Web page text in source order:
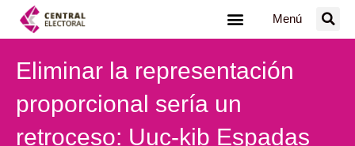
Menú
Eliminar la representación
proporcional sería un
retroceso: Uuc-kib Espadas